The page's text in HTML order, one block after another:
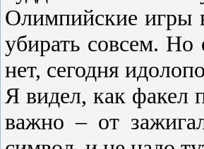
Олимпийские игры
убирать совсем. Но
нет, сегодня
Я видел, как факел
важно – от